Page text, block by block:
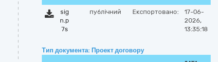
sig
n.p
7s
публічний Експортовано:
17-06-
2026,
13:35:18
Тип документа: Проект договору